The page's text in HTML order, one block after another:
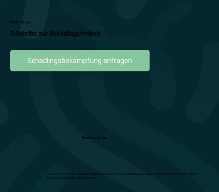
UNSER ABLAUF
5 Schritte zur Schädlingsfreiheit
Schädlingsbekämpfung anfragen
01
Kontaktanfrage
Bitte nutzen Sie unsere Kontaktanfrage und senden Sie uns ein Bild des Schädlings – so können wir ihn bestimmen und
Ihnen ein passendes Angebot erstellen.